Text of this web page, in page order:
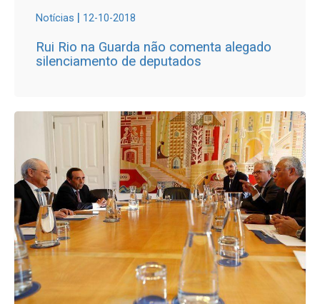
Notícias | 12-10-2018
Rui Rio na Guarda não comenta alegado
silenciamento de deputados